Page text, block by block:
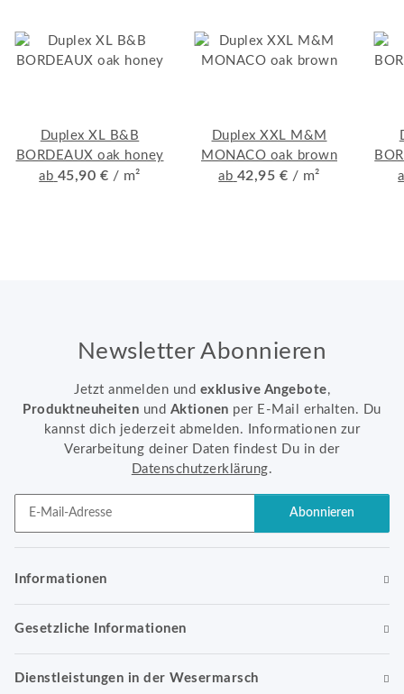
Duplex XL B&B
BORDEAUX oak honey
ab 45,90 € / m²
Duplex XXL M&M
MONACO oak brown
ab 42,95 € / m²
Newsletter Abonnieren
Jetzt anmelden und exklusive Angebote,
Produktneuheiten und Aktionen per E-Mail erhalten. Du
kannst dich jederzeit abmelden. Informationen zur
Verarbeitung deiner Daten findest Du in der
Datenschutzerklärung.
Abonnieren
Informationen
Gesetzliche Informationen
Dienstleistungen in der Wesermarsch